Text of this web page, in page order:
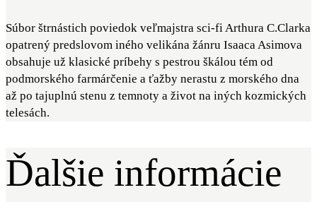
Súbor štrnástich poviedok veľmajstra sci-fi Arthura C.Clarka
opatrený predslovom iného velikána žánru Isaaca Asimova
obsahuje už klasické príbehy s pestrou škálou tém od
podmorského farmárčenie a ťažby nerastu z morského dna
až po tajuplnú stenu z temnoty a život na iných kozmických
telesách.
Ďalšie informácie